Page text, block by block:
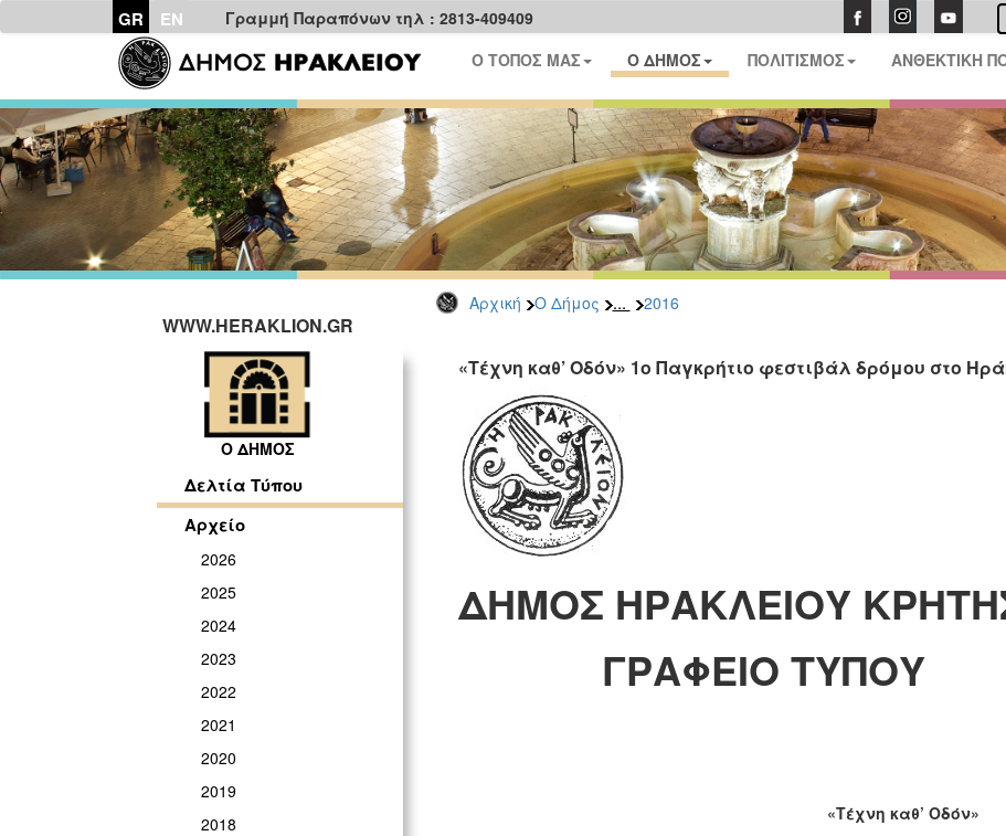
GR EN Γραμμή Παραπόνων τηλ : 2813-409409
Ο ΤΟΠΟΣ ΜΑΣ Ο ΔΗΜΟΣ ΠΟΛΙΤΙΣΜΟΣ ΑΝΘΕΚΤΙΚΗ
Αρχική Ο Δήμος ... 2016
WWW.HERAKLION.GR
Ο ΔΗΜΟΣ
Δελτία Τύπου
Αρχείο
2026
2025
2024
2023
2022
2021
2020
2019
2018
«Τέχνη καθ’ Οδόν» 1ο Παγκρήτιο φεστιβάλ δρόμου στο
ΔΗΜΟΣ ΗΡΑΚΛΕΙΟΥ
ΓΡΑΦΕΙΟ ΤΥΠΟΥ
«Τέχνη καθ’ Οδόν»